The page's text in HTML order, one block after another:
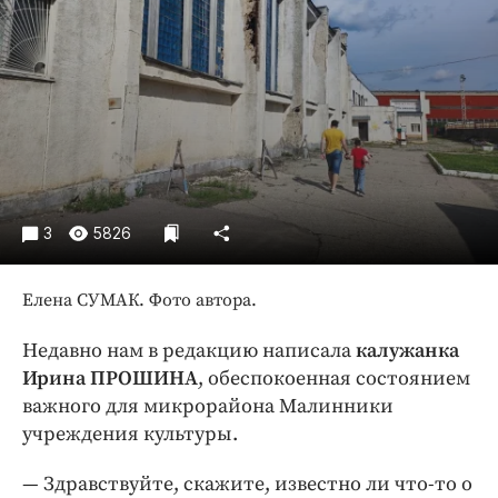
Общество
Погода
Праздники
Происшествия
Экономика и бизнес
ПРОЕКТЫ
Блоги
Издания
Интересное чтиво
Клиника года
Бренд года
3 5826
Елена СУМАК. Фото автора.
Недавно нам в редакцию написалакалужанка
Ирина ПРОШИНА, обеспокоенная состоянием
важного для микрорайона Малинники
учреждения культуры.
— Здравствуйте, скажите, известно ли что-то о